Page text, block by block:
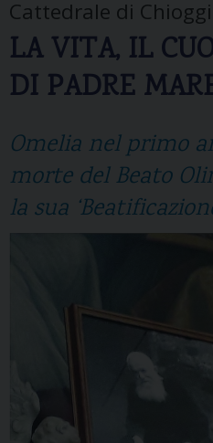
Cattedrale di
LA VITA, IL
DI PADRE
Omelia nel primo
morte del Beato
la sua